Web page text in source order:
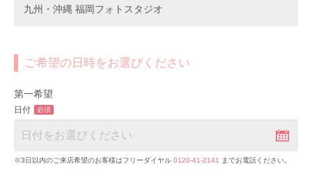
九州・沖縄 福岡フォトスタジオ
ご希望の日時をお選びください
第一希望
日付 必須
※3日以内のご来店希望のお客様はフリーダイヤル 0120-41-2141 までお電話ください。